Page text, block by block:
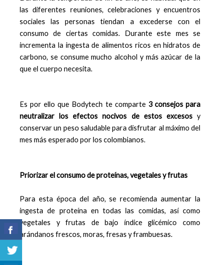
las diferentes reuniones, celebraciones y encuentros
sociales las personas tiendan a excederse con el
consumo de ciertas comidas. Durante este mes se
incrementa la ingesta de alimentos ricos en hidratos de
carbono, se consume mucho alcohol y más azúcar de la
que el cuerpo necesita.
Es por ello que Bodytech te comparte 3 consejos para
neutralizar los efectos nocivos de estos excesosy
conservar un peso saludable para disfrutar al máximo del
mes más esperado por los colombianos.
Priorizar el consumo de proteínas, vegetales y frutas
Para esta época del año, se recomienda aumentar la
ingesta de proteína en todas las comidas, así como
vegetales y frutas de bajo índice glicémico como
arándanos frescos, moras, fresas y frambuesas.